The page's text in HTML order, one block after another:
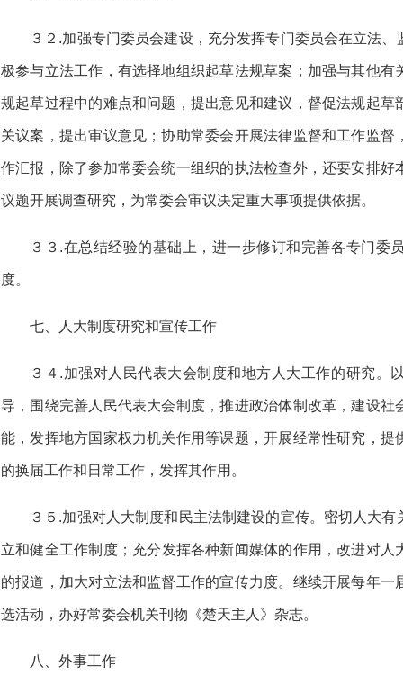
３２.加强专门委员会建设，充分发挥专门委员会在立法
极参与立法工作，有选择地组织起草法规草案；加强与其他
规起草过程中的难点和问题，提出意见和建议，督促法规起
关议案，提出审议意见；协助常委会开展法律监督和工作监
作汇报，除了参加常委会统一组织的执法检查外，还要安排
议题开展调查研究，为常委会审议决定重大事项提供依据。
３３.在总结经验的基础上，进一步修订和完善各专门委
度。
七、人大制度研究和宣传工作
３４.加强对人民代表大会制度和地方人大工作的研究。
导，围绕完善人民代表大会制度，推进政治体制改革，建设
能，发挥地方国家权力机关作用等课题，开展经常性研究，
的换届工作和日常工作，发挥其作用。
３５.加强对人大制度和民主法制建设的宣传。密切人大
立和健全工作制度；充分发挥各种新闻媒体的作用，改进对
的报道，加大对立法和监督工作的宣传力度。继续开展每年
选活动，办好常委会机关刊物《楚天主人》杂志。
八、外事工作